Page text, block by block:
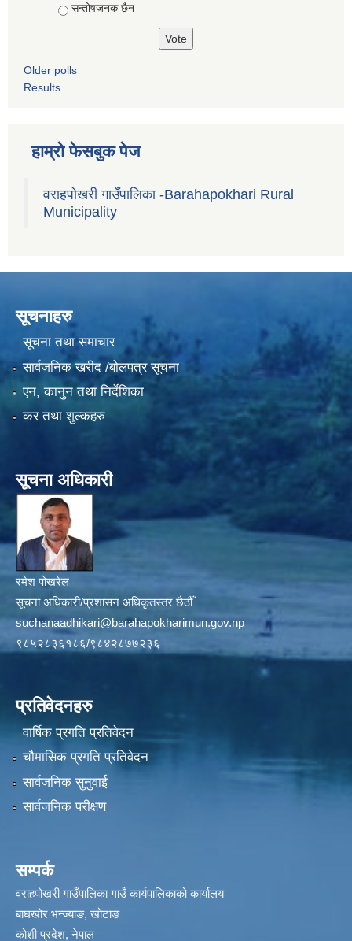
सन्तोषजनक छैन
Older polls
Results
हाम्रो फेसबुक पेज
वराहपोखरी गाउँपालिका -Barahapokhari Rural
Municipality
सूचनाहरु
सूचना तथा समाचार
सार्वजनिक खरीद /बोलपत्र सूचना
एन, कानुन तथा निर्देशिका
कर तथा शुल्कहरु
सूचना अधिकारी
रमेश पोखरेल
सूचना अधिकारी/प्रशासन अधिकृतस्तर छैठौँ
suchanaadhikari@barahapokharimun.gov.np
९८५२८३६१८६/९८४२८७७२३६
प्रतिवेदनहरु
वार्षिक प्रगति प्रतिवेदन
चौमासिक प्रगति प्रतिवेदन
सार्वजनिक सुनुवाई
सार्वजनिक परीक्षण
सम्पर्क
वराहपोखरी गाउँपालिका गाउँ कार्यपालिकाको कार्यालय
बाघखोर भन्ज्याङ, खोटाङ
कोशी प्रदेश, नेपाल